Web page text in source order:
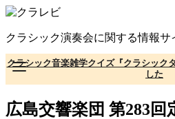
コ
テ
ン
ツ
へ
移
動
クラシック演奏会に関する情報サ
クラシック音楽雑学クイズ『クラシック
した
広島交響楽団 第283回